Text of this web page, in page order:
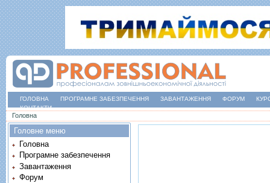
ГОЛОВНА ПРОГРАМНЕ ЗАБЕЗПЕЧЕННЯ ЗАВАНТАЖЕННЯ ФОРУМ
КОНТАКТИ
Ви є тут
Головна
Головне меню
Головна
Програмне забезпечення
Завантаження
Форум